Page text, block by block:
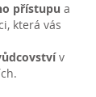
přístupu a
která vás
v